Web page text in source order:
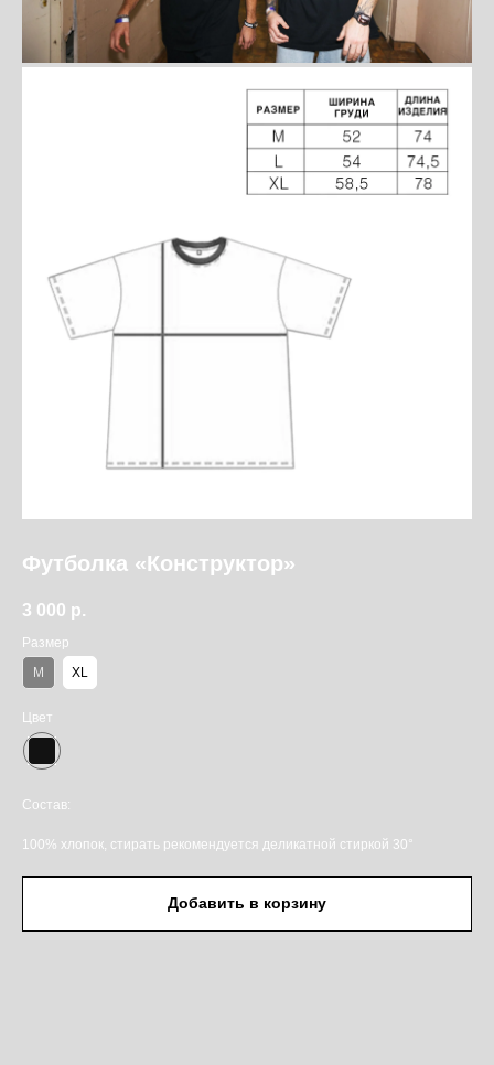
Футболка «Конструктор»
3 000 р.
Размер
M
XL
Цвет
Состав:
100% хлопок, стирать рекомендуется деликатной стиркой 30°
Добавить в корзину